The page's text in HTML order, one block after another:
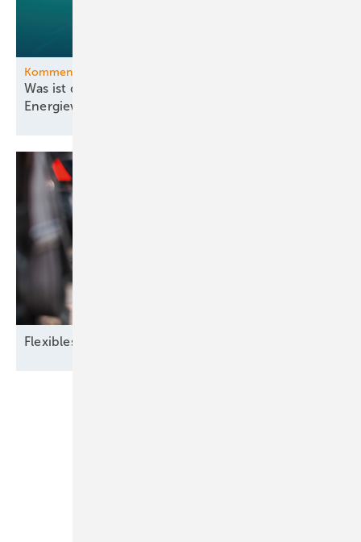
Kommentar
Was ist denn nun der richtige Grund für die
Energiewende?
Flexibles